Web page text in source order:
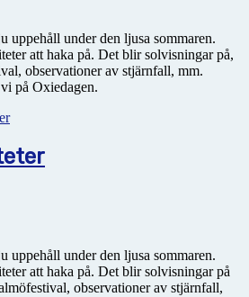
uppehåll under den ljusa sommaren.
att haka på. Det blir solvisningar på,
observationer av stjärnfall, mm.
på Oxiedagen.
uppehåll under den ljusa sommaren.
att haka på. Det blir solvisningar på
observationer av stjärnfall,